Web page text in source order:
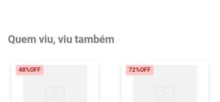
Quem viu, viu também
48%OFF 72%OFF